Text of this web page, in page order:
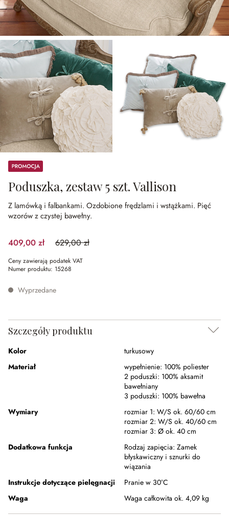
Promocja
Poduszka, zestaw 5 szt. Vallison
Z lamówką i falbankami. Ozdobione frędzlami i wstążkami. Pięć
wzorów z czystej bawełny.
409,00 zł 629,00 zł
(34.98%spared)
Ceny zawierają podatek VAT
Numer produktu: 15268
Wyprzedane
Szczegóły produktu
Kolor
turkusowy
Materiał
wypełnienie: 100% poliester
2 poduszki: 100% aksamit
bawełniany
3 poduszki: 100% bawełna
Wymiary
rozmiar 1: W/S ok. 60/60 cm
rozmiar 2: W/S ok. 40/60 cm
rozmiar 3: Ø ok. 40 cm
Dodatkowa funkcja
Rodzaj zapięcia: Zamek
błyskawiczny i sznurki do
wiązania
Instrukcje dotyczące pielęgnacji
Pranie w 30°C
Waga
Waga całkowita ok. 4,09 kg